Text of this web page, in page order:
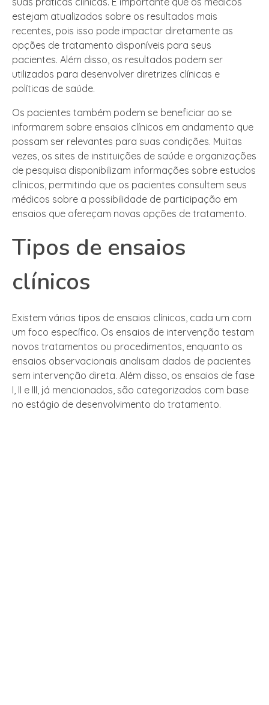
estejam atualizados sobre os resultados mais
recentes, pois isso pode impactar diretamente as
opções de tratamento disponíveis para seus
pacientes. Além disso, os resultados podem ser
utilizados para desenvolver diretrizes clínicas e
políticas de saúde.
Os pacientes também podem se beneficiar ao se
informarem sobre ensaios clínicos em andamento que
possam ser relevantes para suas condições. Muitas
vezes, os sites de instituições de saúde e organizações
de pesquisa disponibilizam informações sobre estudos
clínicos, permitindo que os pacientes consultem seus
médicos sobre a possibilidade de participação em
ensaios que ofereçam novas opções de tratamento.
Tipos de ensaios
clínicos
Existem vários tipos de ensaios clínicos, cada um com
um foco específico. Os ensaios de intervenção testam
novos tratamentos ou procedimentos, enquanto os
ensaios observacionais analisam dados de pacientes
sem intervenção direta. Além disso, os ensaios de fase
I, II e III, já mencionados, são categorizados com base
no estágio de desenvolvimento do tratamento.